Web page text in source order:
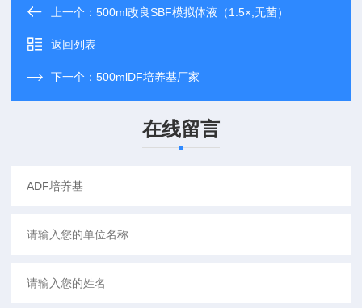
上一个：500ml改良SBF模拟体液（1.5×,无菌）
返回列表
下一个：500mlDF培养基厂家
在线留言